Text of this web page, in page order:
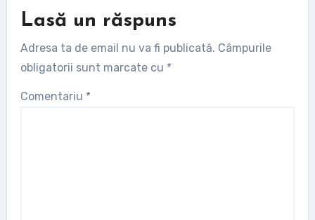
Lasă un răspuns
Adresa ta de email nu va fi publicată. Câmpurile
obligatorii sunt marcate cu *
Comentariu *